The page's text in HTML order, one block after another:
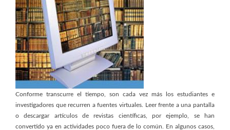
Conforme transcurre el tiempo, son cada vez más los estudiantes e
investigadores que recurren a fuentes virtuales. Leer frente a una pantalla
o descargar artículos de revistas científicas, por ejemplo, se han
convertido ya en actividades poco fuera de lo común. En algunos casos,